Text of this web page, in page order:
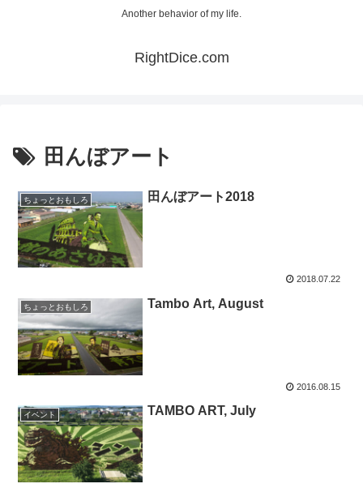
Another behavior of my life.
RightDice.com
田んぼアート
ちょっとおもしろ 田んぼアート2018
2018.07.22
ちょっとおもしろ Tambo Art, August
2016.08.15
イベント TAMBO ART, July